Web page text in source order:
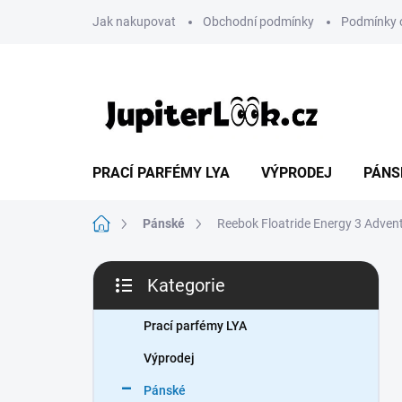
Jak nakupovat Obchodní podmínky Podmínky
PRACÍ PARFÉMY LYA VÝPRODEJ
Domů Pánské Reebok Floatride Energy 3
P
s
kategorie
Kategorie
Prací parfémy LYA
Výprodej
Pánské